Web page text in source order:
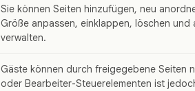
Sie können Seiten hinzufügen, neu
Größe anpassen, einklappen, löschen
verwalten.
Gäste können durch freigegebene Seiten
oder Bearbeiter-Steuerelementen ist